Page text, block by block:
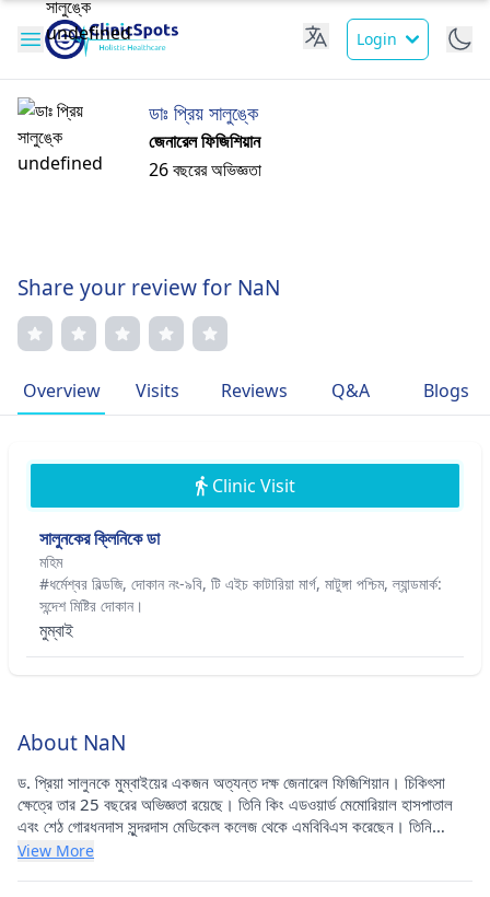
Login
ডাঃ প্রিয় সালুঙ্কে
জেনারেল ফিজিশিয়ান
26 বছরের অভিজ্ঞতা
Share your review for NaN
Overview Visits Reviews Q&A Blogs
Clinic Visit
সালুনকের ক্লিনিকে ডা
মহিম
#ধর্মেশ্বর বিল্ডজি, দোকান নং-৯বি, টি এইচ কাটারিয়া মার্গ, মাটুঙ্গা পশ্চিম, ল্যান্ডমার্ক:
সন্দেশ মিষ্টির দোকান।
মুম্বাই
About NaN
ড. প্রিয়া সালুনকে মুম্বাইয়ের একজন অত্যন্ত দক্ষ জেনারেল ফিজিশিয়ান। চিকিৎসা
ক্ষেত্রে তার 25 বছরের অভিজ্ঞতা রয়েছে। তিনি কিং এডওয়ার্ড মেমোরিয়াল হাসপাতাল
এবং শেঠ গোরধনদাস সুন্দরদাস মেডিকেল কলেজ থেকে এমবিবিএস করেছেন। তিনি
বর্তমানে মাহিমের (মুম্বাই) ডাঃ সালুনকের ক্লিনিকে এবং মহিমের (মুম্বাই) ডাঃ সালুনকের
View More